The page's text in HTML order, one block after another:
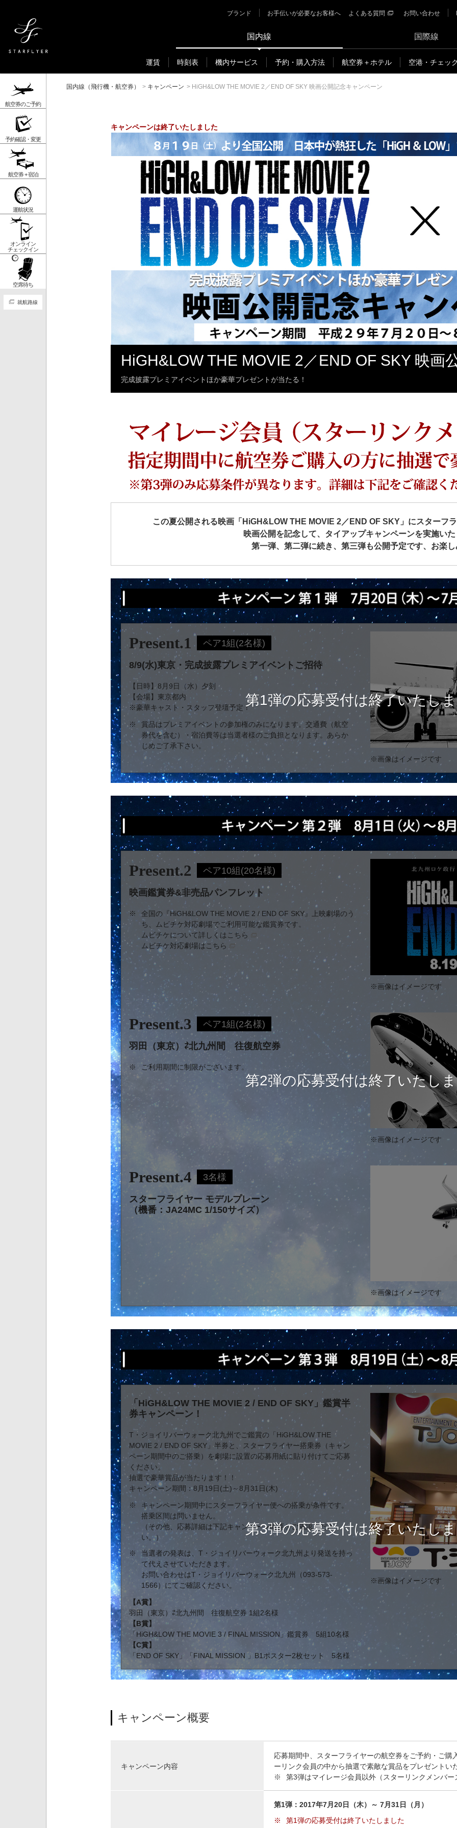
国内線 国際線
運賃 時刻表 機内サービス 予約・購入方法 航空券＋ホテル 空港・チェッ
ブランド お手伝いが必要なお客様へ よくある質問 お問い合わせ
国内線（飛行機・航空券） > キャンペーン > HiGH&LOW THE MOVIE 2／END OF SKY 映画公開記念キャンペーン
キャンペーンは終了いたしました
HiGH&LOW THE MOVIE 2／END OF SKY 映画
完成披露プレミアイベントほか豪華プレゼントが当たる！
この夏公開される映画「HiGH&LOW THE MOVIE 2／END OF SKY」にスターフ
映画公開を記念して、タイアップキャンペーンを実施い
第一弾、第二弾に続き、第三弾も公開予定です、お楽
※画像はイメージです
Present.1 ペア1組(2名様)
8/9(水)東京・完成披露プレミアイベントご招待
【日時】8月9日（水）夕刻
【会場】東京都内
※豪華キャスト・スタッフ登壇予定！
※
賞品はプレミアイベントの参加権のみになります。交通費（航空
券代を含む）・宿泊費等は当選者様のご負担となります。あらか
じめご了承下さい。
第1弾の応募受付は終了いたし
※画像はイメージです
Present.2 ペア10組(20名様)
映画鑑賞券&非売品パンフレット
※
全国の『HiGH&LOW THE MOVIE 2 / END OF SKY』上映劇場のう
ち、ムビチケ対応劇場でご利用可能な鑑賞券です。
ムビチケについて詳しくは こちら
ムビチケ対応劇場はこちら
※画像はイメージです
Present.3 ペア1組(2名様)
羽田（東京）⇄北九州間 往復航空券
※ ご利用期間に制限がございます。
※画像はイメージです
Present.4 3名様
スターフライヤー モデルプレーン
（機番：JA24MC 1/150サイズ）
第2弾の応募受付は終了いたし
※画像はイメージです
「HiGH&LOW THE MOVIE 2 / END OF SKY」鑑賞半
券キャンペーン！
T・ジョイリバーウォーク北九州でご鑑賞の「HiGH&LOW THE
MOVIE 2 / END OF SKY」半券と、スターフライヤー搭乗券（キャン
ペーン期間中のご搭乗）を劇場に設置の応募用紙に貼り付けてご応募
ください。
抽選で豪華賞品が当たります！！
キャンペーン期間：8月19日(土)～8月31日(木)
※
キャンペーン期間中にスターフライヤー便への搭乗が条件です。
搭乗区間は問いません。
（その他、応募詳細は下記キャンペーン概要をご確認くださ
い。）
※
当選者の発表は、T・ジョイリバーウォーク北九州より発送を持っ
て代えさせていただきます。
お問い合わせはT・ジョイリバーウォーク北九州（093-573-
1566）にてご確認ください。
【A賞】
羽田（東京）⇄北九州間 往復航空券 1組2名様
【B賞】
「HiGH&LOW THE MOVIE 3 / FINAL MISSION」鑑賞券 5組10名様
【C賞】
「END OF SKY」「FINAL MISSION 」B1ポスター2枚セット 5名様
第3弾の応募受付は終了いたし
キャンペーン概要
キャンペーン内容
応募期間中、スターフライヤーの航空券をご予約・ご
ーリンク会員の中から抽選で素敵な賞品をプレゼントい
※
第3弾はマイレージ会員以外（スターリンクメンバ
第1弾：2017年7月20日（木）～ 7月31日（月）
※
第1弾の応募受付は終了いたしました
航空券のご予約
予約確認・変更
航空券 + 宿泊
運航状況
オンライン
チェックイン
空席待ち
就航路線